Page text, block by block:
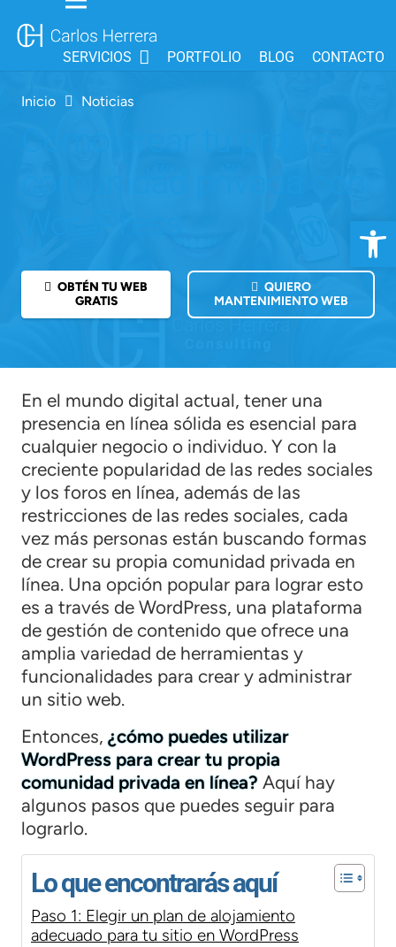
SERVICIOS PORTFOLIO BLOG CONTACTO
Inicio Noticias
OBTÉN TU WEB
GRATIS
QUIERO
MANTENIMIENTO WEB
En el mundo digital actual, tener una
presencia en línea sólida es esencial para
cualquier negocio o individuo. Y con la
creciente popularidad de las redes sociales
y los foros en línea, además de las
restricciones de las redes sociales, cada
vez más personas están buscando formas
de crear su propia comunidad privada en
línea. Una opción popular para lograr esto
es a través de WordPress, una plataforma
de gestión de contenido que ofrece una
amplia variedad de herramientas y
funcionalidades para crear y administrar
un sitio web.
Entonces,¿cómo puedes utilizar
WordPress para crear tu propia
comunidad privada en línea? Aquí hay
algunos pasos que puedes seguir para
lograrlo.
Lo que encontrarás aquí
Paso 1: Elegir un plan de alojamiento
adecuado para tu sitio en WordPress
Abrir